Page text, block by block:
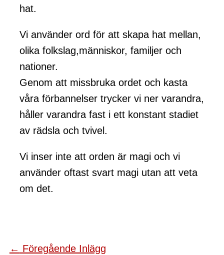
hat.
Vi använder ord för att skapa hat mellan,
olika folkslag,människor, familjer och
nationer.
Genom att missbruka ordet och kasta
våra förbannelser trycker vi ner varandra,
håller varandra fast i ett konstant stadiet
av rädsla och tvivel.
Vi inser inte att orden är magi och vi
använder oftast svart magi utan att veta
om det.
← Föregående Inlägg